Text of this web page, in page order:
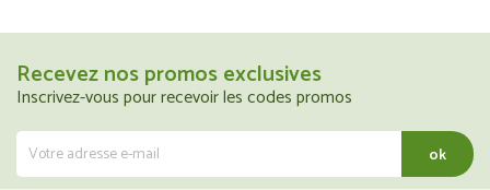
Recevez nos promos exclusives
Inscrivez-vous pour recevoir les codes promos